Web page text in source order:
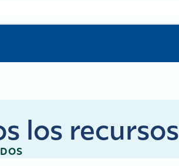
los recursos